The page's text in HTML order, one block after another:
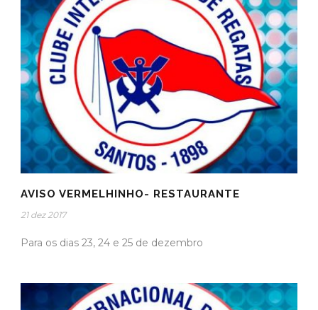
AVISO VERMELHINHO- RESTAURANTE
21 dez 2017
Para os dias 23, 24 e 25 de dezembro